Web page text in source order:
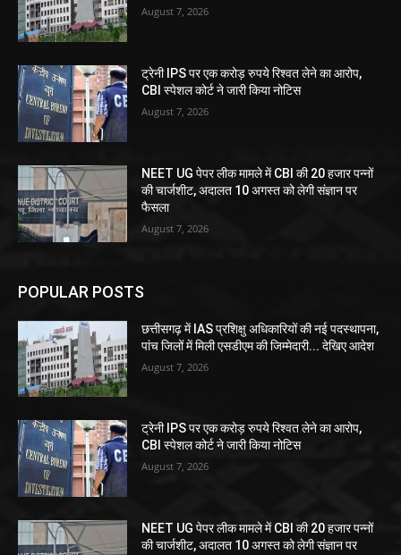
August 7, 2026
ट्रेनी IPS पर एक करोड़ रुपये रिश्वत लेने का आरोप,
CBI स्पेशल कोर्ट ने जारी किया नोटिस
August 7, 2026
NEET UG पेपर लीक मामले में CBI की 20 हजार पन्नों
की चार्जशीट, अदालत 10 अगस्त को लेगी संज्ञान पर
फैसला
August 7, 2026
POPULAR POSTS
छत्तीसगढ़ में IAS प्रशिक्षु अधिकारियों की नई पदस्थापना,
पांच जिलों में मिली एसडीएम की जिम्मेदारी... देखिए आदेश
August 7, 2026
ट्रेनी IPS पर एक करोड़ रुपये रिश्वत लेने का आरोप,
CBI स्पेशल कोर्ट ने जारी किया नोटिस
August 7, 2026
NEET UG पेपर लीक मामले में CBI की 20 हजार पन्नों
की चार्जशीट, अदालत 10 अगस्त को लेगी संज्ञान पर